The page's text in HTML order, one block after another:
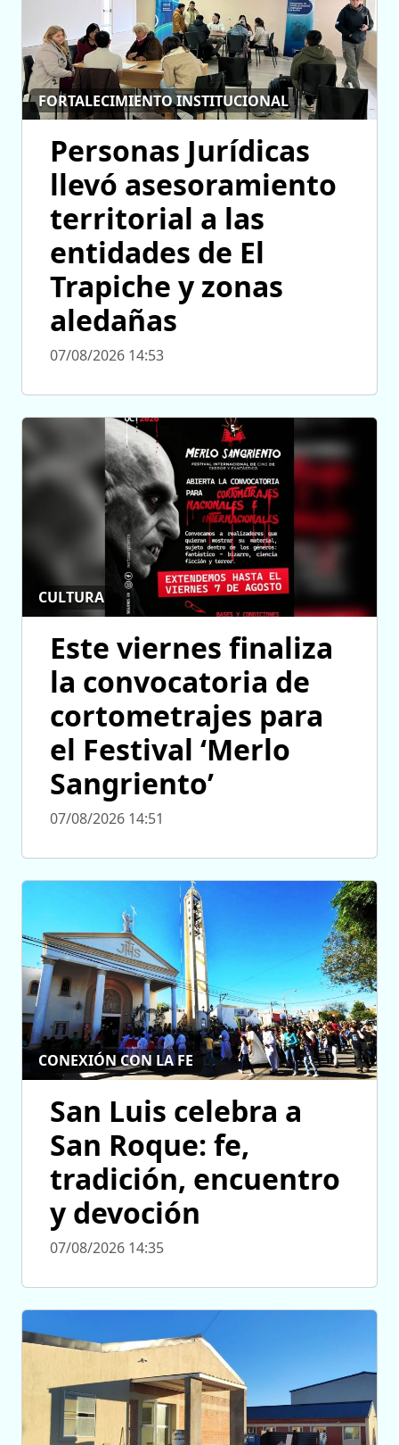
FORTALECIMIENTO INSTITUCIONAL
Personas Jurídicas
llevó asesoramiento
territorial a las
entidades de El
Trapiche y zonas
aledañas
07/08/2026 14:53
CULTURA
Este viernes finaliza
la convocatoria de
cortometrajes para
el Festival ‘Merlo
Sangriento’
07/08/2026 14:51
CONEXIÓN CON LA FE
San Luis celebra a
San Roque: fe,
tradición, encuentro
y devoción
07/08/2026 14:35